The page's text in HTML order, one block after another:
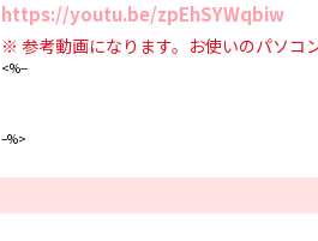
https://youtu.be/zpEhSYWqbiw
※ 参考動画になります。お使いのパソコ
<%--
–%>